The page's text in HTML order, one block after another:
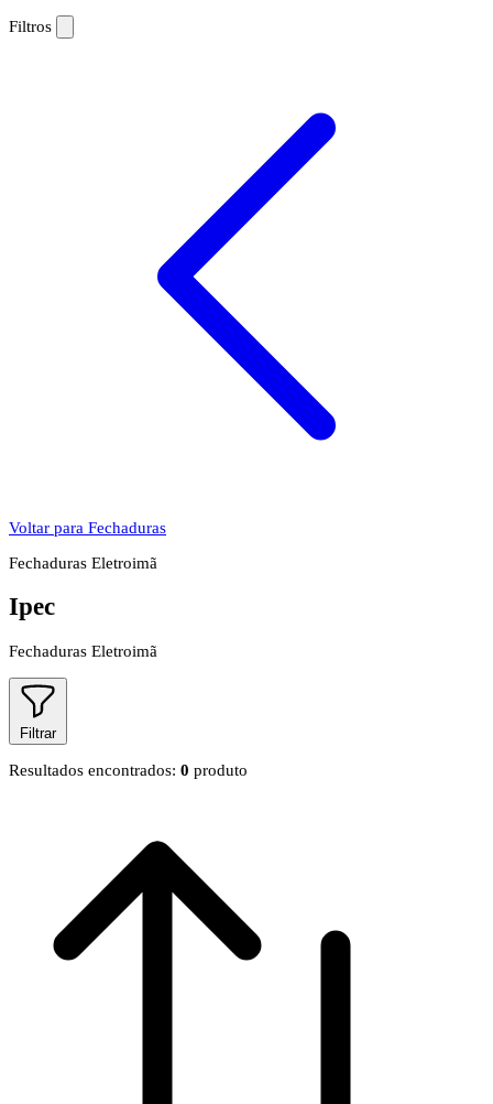
Filtros
Voltar para Fechaduras
Fechaduras Eletroimã
Ipec
Fechaduras Eletroimã
Filtrar
Resultados encontrados: 0 produto